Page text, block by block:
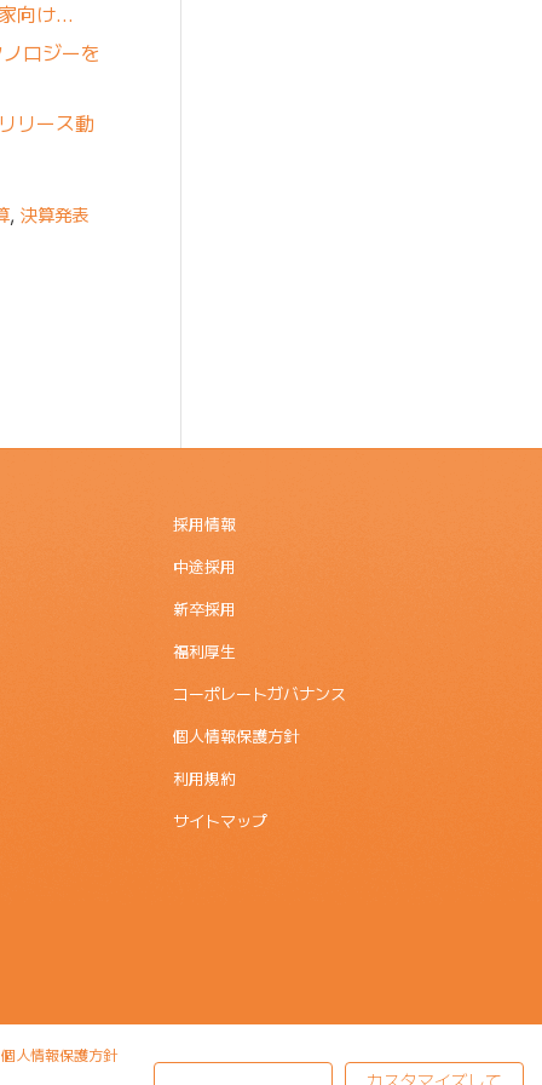
向け…
ロジーを
リース動
, 決算発表
採用情報
中途採用
新卒採用
福利厚生
コーポレートガバナンス
個人情報保護方針
利用規約
サイトマップ
個人情報保護方針
カスタマイズして